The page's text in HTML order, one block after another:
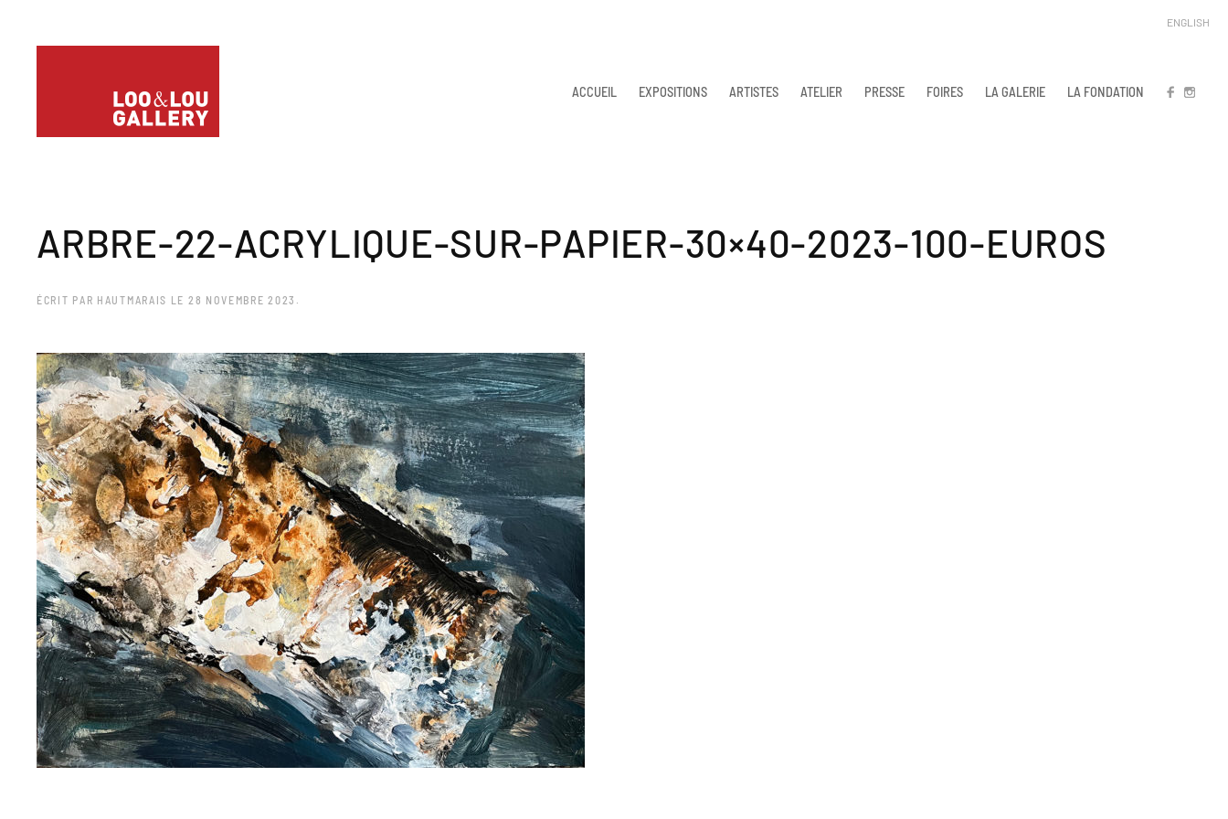
ACCUEIL EXPOSITIONS ARTISTES ATELIER PRESSE FOIRES LA GALERIE LA FONDATION FB IN
ENGLISH
ARBRE-22-ACRYLIQUE-SUR-PAPIER-30×40-2023-100-EUROS
ÉCRIT PAR HAUTMARAIS LE 28 NOVEMBRE 2023 .